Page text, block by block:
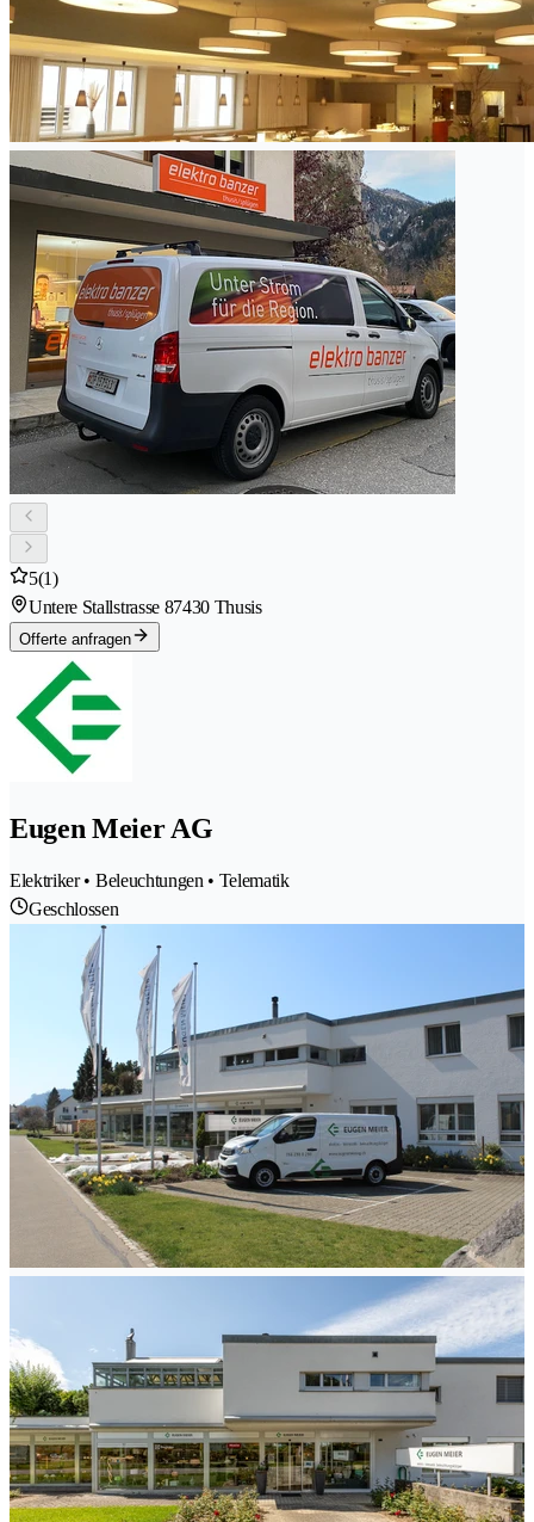
5(1)
Untere Stallstrasse 87430 Thusis
Offerte anfragen
Eugen Meier AG
Elektriker • Beleuchtungen • Telematik
Geschlossen